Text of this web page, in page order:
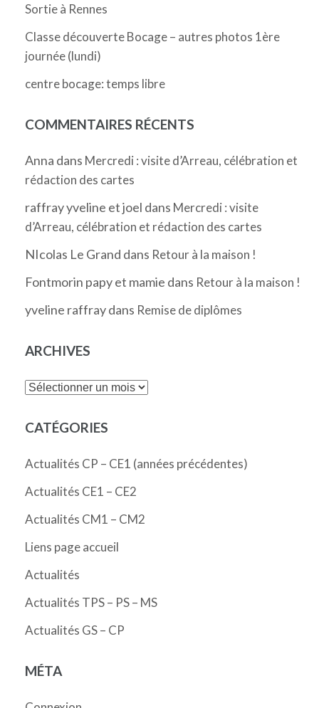
Sortie à Rennes
Classe découverte Bocage – autres photos 1ère
journée (lundi)
centre bocage: temps libre
COMMENTAIRES RÉCENTS
Anna dans Mercredi : visite d’Arreau, célébration et
rédaction des cartes
raffray yveline et joel dans Mercredi : visite
d’Arreau, célébration et rédaction des cartes
NIcolas Le Grand dans Retour à la maison !
Fontmorin papy et mamie dans Retour à la maison !
yveline raffraydans Remise de diplômes
ARCHIVES
Archives
CATÉGORIES
Actualités CP – CE1 (années précédentes)
Actualités CE1 – CE2
Actualités CM1 – CM2
Liens page accueil
Actualités
Actualités TPS – PS – MS
Actualités GS – CP
MÉTA